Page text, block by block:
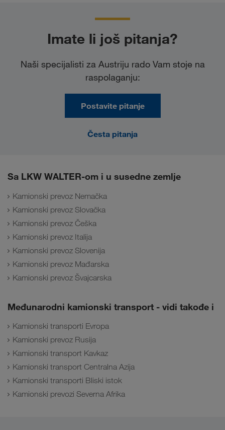
Imate li još pitanja?
Naši specijalisti za Austriju rado Vam stoje na
raspolaganju:
Postavite pitanje
Česta pitanja
Sa LKW WALTER-om i u susedne zemlje
Kamionski prevoz Nemačka
Kamionski prevoz Slovačka
Kamionski prevoz Češka
Kamionski prevoz Italija
Kamionski prevoz Slovenija
Kamionski prevoz Mađarska
Kamionski prevoz Švajcarska
Međunarodni kamionski transport - vidi takođe i
Kamionski transporti Evropa
Kamionski prevoz Rusija
Kamionski transport Kavkaz
Kamionski transport Centralna Azija
Kamionski transporti Bliski istok
Kamionski prevozi Severna Afrika